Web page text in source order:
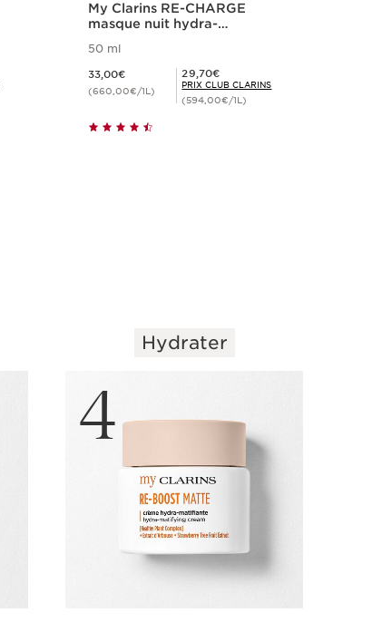
My Clarins RE-CHARGE
masque nuit hydra-
50 ml
33,00€
(660,00€/1L)
Prix Club Clarins 29,70€
29,70€
PRIX CLUB CLARINS
(594,00€/1L)
Achat rapide
Hydrater
4